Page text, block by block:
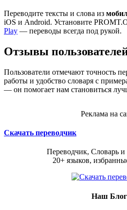
Переводите тексты и слова из
iOS и Android. Установите
Play — переводы всегда под рукой.
Отзывы
Пользователи отмечают точность
работы и удобство словаря с
— он помогает нам становиться
Реклама на
Скачать переводчик
Переводчик, Словарь и
20+ языков,
Наш Блог